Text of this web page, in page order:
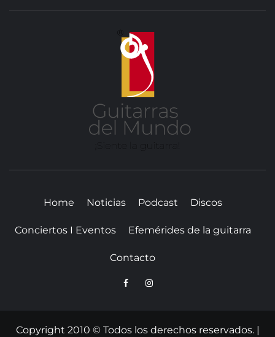
Home Noticias Podcast Discos
Conciertos I Eventos Efemérides de la guitarra
Contacto
Copyright 2010 © Todos los derechos reservados. |